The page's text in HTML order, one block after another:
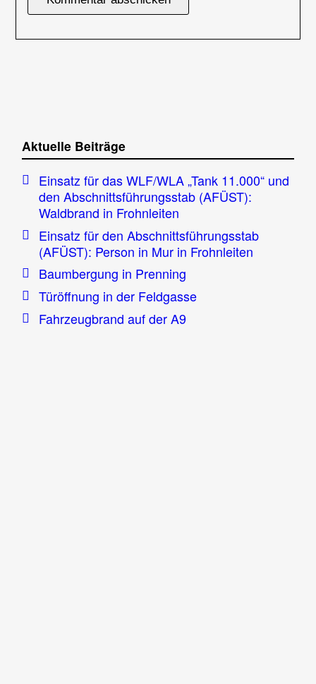
Aktuelle Beiträge
Einsatz für das WLF/WLA „Tank 11.000“ und
den Abschnittsführungsstab (AFÜST):
Waldbrand in Frohnleiten
Einsatz für den Abschnittsführungsstab
(AFÜST): Person in Mur in Frohnleiten
Baumbergung in Prenning
Türöffnung in der Feldgasse
Fahrzeugbrand auf der A9